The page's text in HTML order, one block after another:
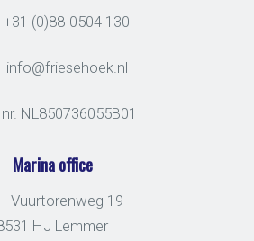
+31 (0)88-0504 130
info@friesehoek.nl
NL850736055B01
Marina office
Vuurtorenweg 19
HJ Lemmer